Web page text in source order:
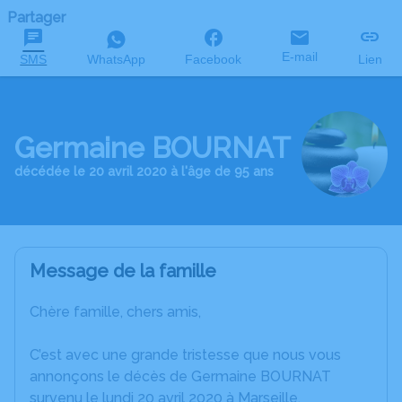
Partager
SMS WhatsApp Facebook E-mail Lien
Germaine BOURNAT
décédée le 20 avril 2020 à l'âge de 95 ans
Message de la famille
Chère famille, chers amis,
C’est avec une grande tristesse que nous vous
annonçons le décès de Germaine BOURNAT
survenu le lundi 20 avril 2020 à Marseille.